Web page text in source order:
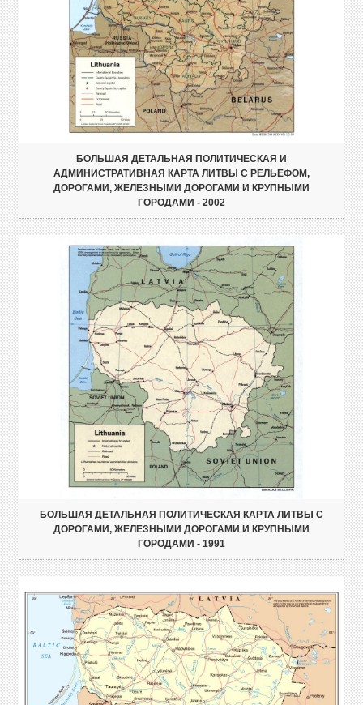
БОЛЬШАЯ ДЕТАЛЬНАЯ ПОЛИТИЧЕСКАЯ И
АДМИНИСТРАТИВНАЯ КАРТА ЛИТВЫ С РЕЛЬЕФОМ,
ДОРОГАМИ, ЖЕЛЕЗНЫМИ ДОРОГАМИ И КРУПНЫМИ
ГОРОДАМИ - 2002
БОЛЬШАЯ ДЕТАЛЬНАЯ ПОЛИТИЧЕСКАЯ КАРТА ЛИТВЫ С
ДОРОГАМИ, ЖЕЛЕЗНЫМИ ДОРОГАМИ И КРУПНЫМИ
ГОРОДАМИ - 1991